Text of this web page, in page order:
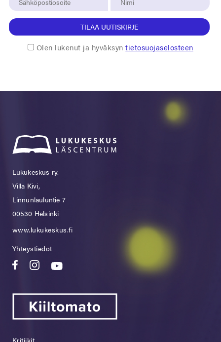
TILAA UUTISKIRJE
Olen lukenut ja hyväksyntietosuojaselosteen
Lukukeskus ry.
Villa Kivi,
Linnunlauluntie 7
00530 Helsinki
www.lukukeskus.fi
Yhteystiedot